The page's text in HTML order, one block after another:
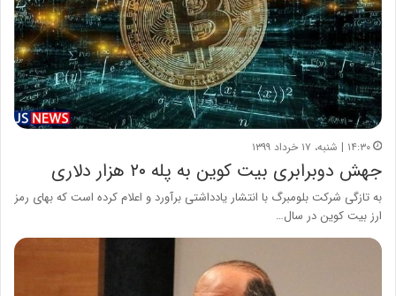
۱۴:۳۰ | شنبه، ۱۷ خرداد ۱۳۹۹
جهش دوبرابری بیت کوین به پله ۲۰ هزار دلاری
به تازگی شرکت بلومبرگ با انتشار یادداشتی برآورد و اعلام کرده است که بهای رمز
ارز بیت کوین در سال…